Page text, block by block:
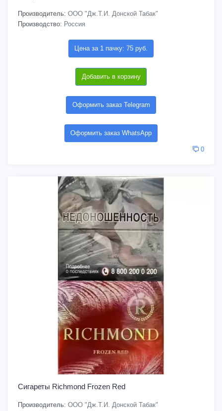
Производитель: ООО "Дж.Т.И. Донской Табак"
Производство: Россия
Цена за 1 пачку: 75 руб.
Добавить в корзину
Оформить заказ Telegram
Оформить заказ WhatsApp
0
Сигареты Richmond Frozen Red
Производитель: ООО "Дж.Т.И. Донской Табак"